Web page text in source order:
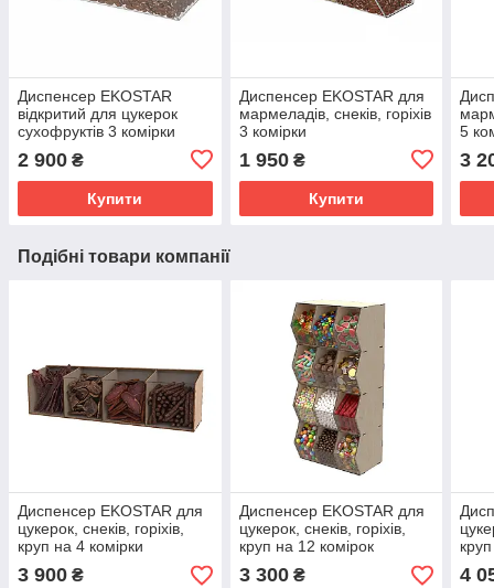
Диспенсер EKOSTAR
відкритий для цукерок
сухофруктів 3 комірки
2 900 ₴
Купити
Диспенсер EKOSTAR для
мармеладів, снеків, горіхів
3 комірки
1 950₴
Купити
5
3
Подібні товари компанії
Диспенсер EKOSTAR для
цукерок, снеків, горіхів,
круп на 4 комірки
3 900 ₴
Диспенсер EKOSTAR для
цукерок, снеків, горіхів,
круп на 12 комірок
3 300₴ 4